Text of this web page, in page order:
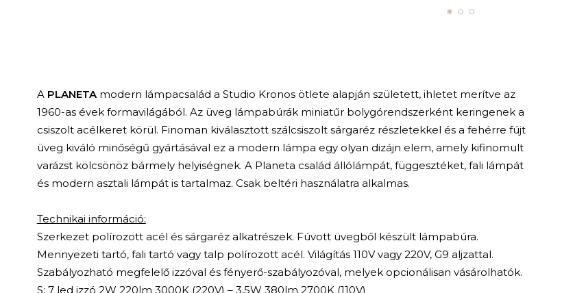
A PLANETAmodern lámpacsalád a Studio Kronos ötlete alapján született, ihletet merítve az
1960-as évek formavilágából. Az üveg lámpabúrák miniatűr bolygórendszerként keringenek a
csiszolt acélkeret körül. Finoman kiválasztott szálcsiszolt sárgaréz részletekkel és a fehérre fújt
üveg kiváló minőségű gyártásával ez a modern lámpa egy olyan dizájn elem, amely kifinomult
varázst kölcsönöz bármely helyiségnek. A Planeta család állólámpát, függesztéket, fali lámpát
és modern asztali lámpát is tartalmaz. Csak beltéri használatra alkalmas.
Technikai információ:
Szerkezet polírozott acél és sárgaréz alkatrészek. Fúvott üvegből készült lámpabúra.
Mennyezeti tartó, fali tartó vagy talp polírozott acél. Világítás 110V vagy 220V, G9 aljzattal.
Szabályozható megfelelő izzóval és fényerő-szabályozóval, melyek opcionálisan vásárolhatók.
S: 7 led izzó 2W 220lm 3000K (220V) – 3,5W 380lm 2700K (110V)